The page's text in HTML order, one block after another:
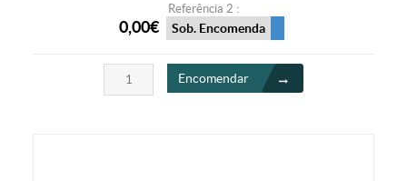
Referência 2 :
0,00€ Sob. Encomenda
Encomendar